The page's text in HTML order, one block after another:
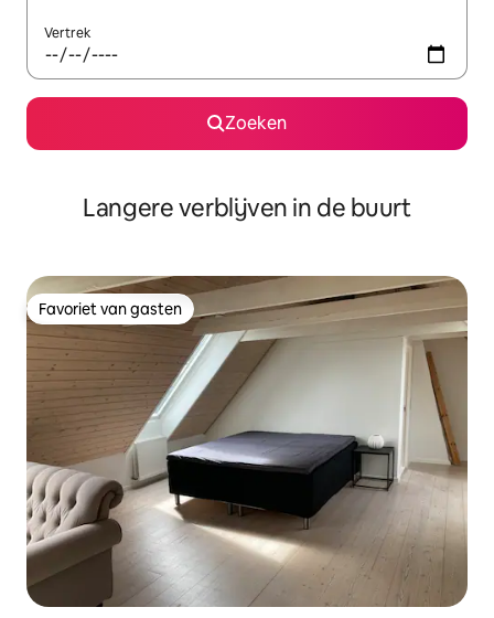
Vertrek
Zoeken
Langere verblijven in de buurt
Favoriet van gasten
Favoriet van gasten